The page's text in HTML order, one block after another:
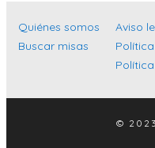
Islas Baleares
Las Palmas
Alicante
Quiénes somos
Buscar misas
Aviso
©